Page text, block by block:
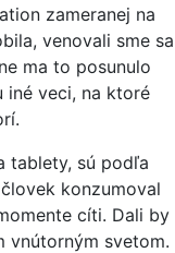
zameranej na
venovali sme sa
ma to posunulo
iné veci, na ktoré
tablety, sú podľa
konzumoval
cíti. Dali by
vnútorným svetom.